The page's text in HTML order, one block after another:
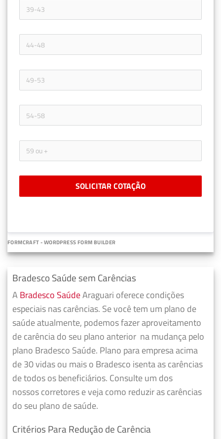
SOLICITAR COTAÇÃO
FORMCRAFT - WORDPRESS FORM BUILDER
Bradesco Saúde sem Carências
A Bradesco SaúdeAraguari oferece condições
especiais nas carências. Se você tem um plano de
saúde atualmente, podemos fazeraproveitamento
de carência do seu plano anterior na mudança pelo
plano Bradesco Saúde. Plano para empresa acima
de 30 vidas ou mais o Bradesco isenta as carências
de todos os beneficiários. Consulte um dos
nossos corretores e veja como reduzir as carências
do seu plano de saúde.
Critérios Para Redução de Carência